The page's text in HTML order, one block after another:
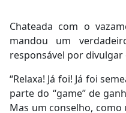
Chateada com o
mandou um
responsável por divulgar
“Relaxa! Já foi! Já foi
parte do “game” de
Mas um conselho, como